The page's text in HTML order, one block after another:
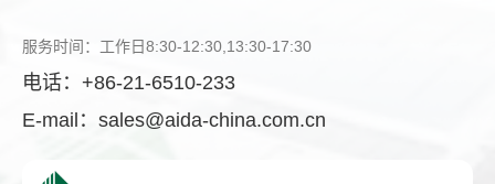
服务时间：工作日8:30-12:30,13:30-17:30
电话： +86-21-6510-233
E-mail： sales@aida-china.com.cn